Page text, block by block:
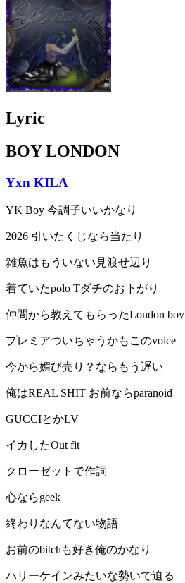
Lyric
BOY LONDON
Yxn KILA
YK Boy 今調子いいかなり
2026 引いたくじなら当たり
雑魚はもういない見渡せ辺り
着ていたpolo Tダチのお下がり
仲間から教えてもらったLondon boy
プレミアついちゃうかもこのvoice
今から媚び売り？ならもう遅い
俺はREAL SHIT お前ならparanoid
GUCCIとかLV
イカしたOut fit
クローゼットで作詞
心ならgeek
終わりなんてない物語
お前のbitchも好き俺のかなり
ハリーケインみたいな勢いで迫る